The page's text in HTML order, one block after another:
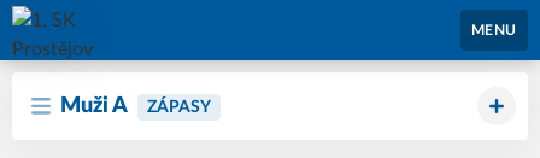
1. SK Prostějov
MENU
Muži A ZÁPASY